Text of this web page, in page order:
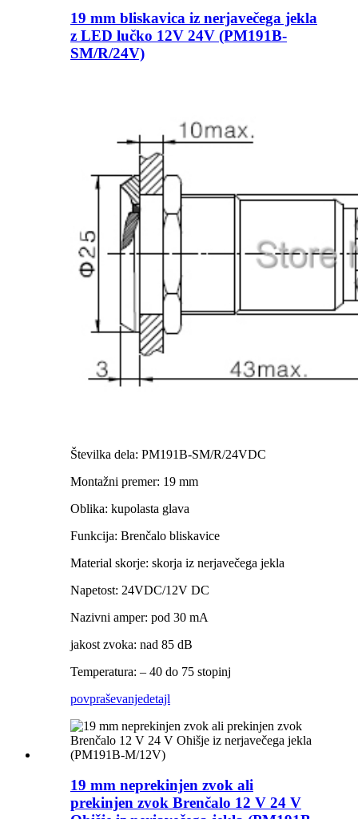
19 mm bliskavica iz nerjavečega jekla
z LED lučko 12V 24V (PM191B-
SM/R/24V)
Številka dela: PM191B-SM/R/24VDC
Montažni premer: 19 mm
Oblika: kupolasta glava
Funkcija: Brenčalo bliskavice
Material skorje: skorja iz nerjavečega jekla
Napetost: 24VDC/12V DC
Nazivni amper: pod 30 mA
jakost zvoka: nad 85 dB
Temperatura: – 40 do 75 stopinj
povpraševanjedetajl
19 mm neprekinjen zvok ali
prekinjen zvok Brenčalo 12 V 24 V